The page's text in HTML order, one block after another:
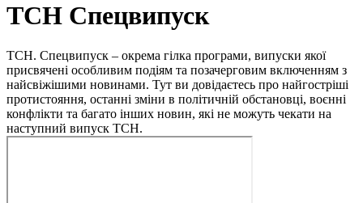
ТСН Спецвипуск
ТСН. Спецвипуск – окрема гілка програми, випуски якої
присвячені особливим подіям та позачерговим включенням з
найсвіжішими новинами. Тут ви довідаєтесь про найгостріші
протистояння, останні зміни в політичній обстановці, воєнні
конфлікти та багато інших новин, які не можуть чекати на
наступний випуск ТСН.